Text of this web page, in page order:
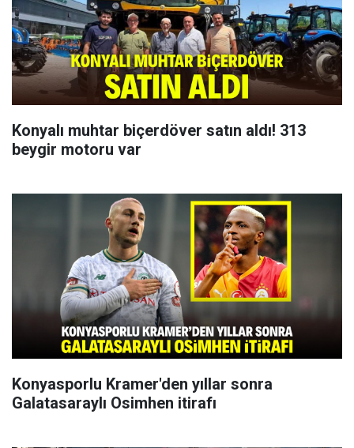
Konyalı muhtar biçerdöver satın aldı! 313
beygir motoru var
Konyasporlu Kramer'den yıllar sonra
Galatasaraylı Osimhen itirafı